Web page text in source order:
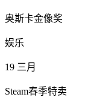
奥斯卡金像奖
娱乐
19 三月
Steam春季特卖